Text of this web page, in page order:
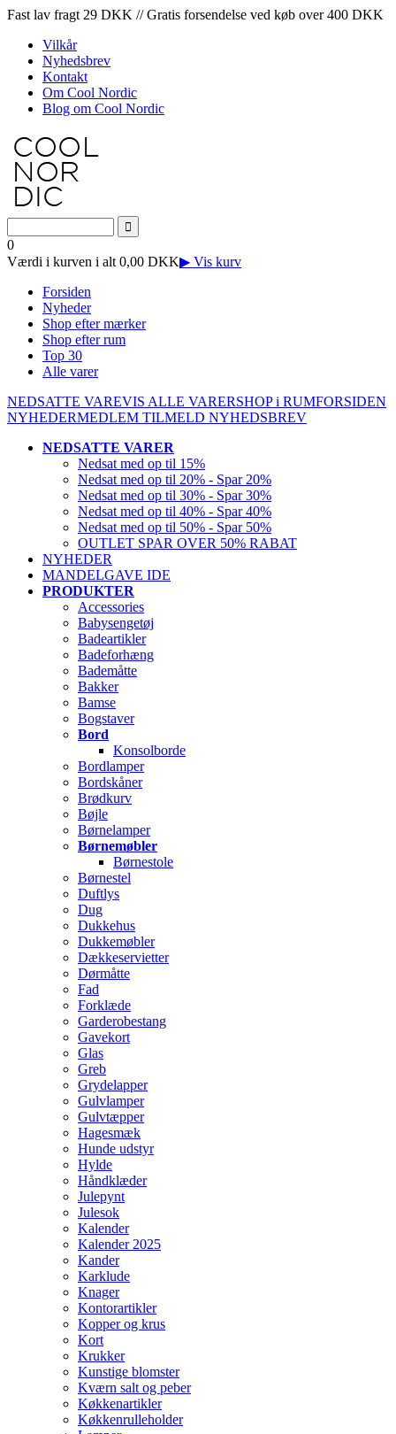
Fast lav fragt 29 DKK // Gratis forsendelse ved køb over 400 DKK
Vilkår
Nyhedsbrev
Kontakt
Om Cool Nordic
Blog om Cool Nordic
0
Værdi i kurven i alt 0,00 DKK▶ Vis kurv
Forsiden
Nyheder
Shop efter mærker
Shop efter rum
Top 30
Alle varer
NEDSATTE VAREVIS ALLE VARERSHOP i RUMFORSIDEN
NYHEDERMEDLEM TILMELD NYHEDSBREV
NEDSATTE VARER
Nedsat med op til 15%
Nedsat med op til 20% - Spar 20%
Nedsat med op til 30% - Spar 30%
Nedsat med op til 40% - Spar 40%
Nedsat med op til 50% - Spar 50%
OUTLET SPAR OVER 50% RABAT
NYHEDER
MANDELGAVE IDE
PRODUKTER
Accessories
Babysengetøj
Badeartikler
Badeforhæng
Bademåtte
Bakker
Bamse
Bogstaver
Bord
Konsolborde
Bordlamper
Bordskåner
Brødkurv
Bøjle
Børnelamper
Børnemøbler
Børnestole
Børnestel
Duftlys
Dug
Dukkehus
Dukkemøbler
Dækkeservietter
Dørmåtte
Fad
Forklæde
Garderobestang
Gavekort
Glas
Greb
Grydelapper
Gulvlamper
Gulvtæpper
Hagesmæk
Hunde udstyr
Hylde
Håndklæder
Julepynt
Julesok
Kalender
Kalender 2025
Kander
Karklude
Knager
Kontorartikler
Kopper og krus
Kort
Krukker
Kunstige blomster
Kværn salt og peber
Køkkenartikler
Køkkenrulleholder